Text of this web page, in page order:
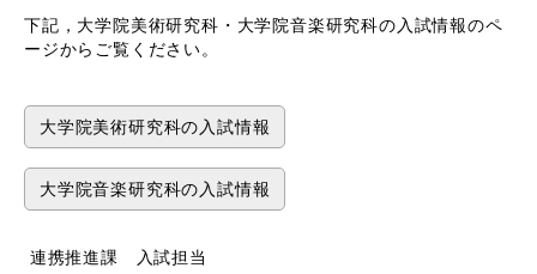
下記，大学院美術研究科・大学院音楽研究科の入試情報のペ
ージからご覧ください。
大学院美術研究科の入試情報
大学院音楽研究科の入試情報
連携推進課 入試担当